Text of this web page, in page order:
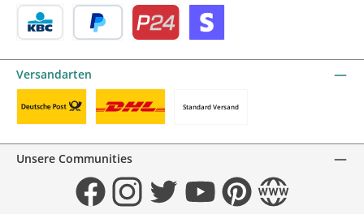
Versandarten
Standard Versand
Unsere Communities
FacebookInstagramTwitter YouTubePinterestWebsite